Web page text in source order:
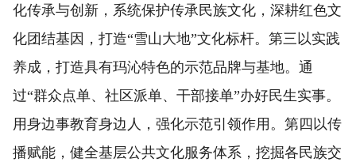
化传承与创新，系统保护传承民族文化，深耕红色文
化团结基因，打造“雪山大地”文化标杆。第三以实践
养成，打造具有玛沁特色的示范品牌与基地。通
过“群众点单、社区派单、干部接单”办好民生实事。
用身边事教育身边人，强化示范引领作用。第四以传
播赋能，健全基层公共文化服务体系，挖掘各民族交